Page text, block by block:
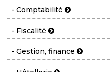
- Comptabilité
- Fiscalité
- Gestion, finance